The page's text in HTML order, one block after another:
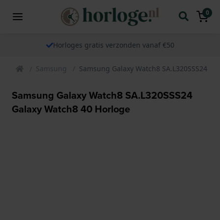
0
Horloges gratis verzonden vanaf €50
Samsung Samsung Galaxy Watch8 SA.L320SSS24
Samsung Galaxy Watch8 SA.L320SSS24
Galaxy Watch8 40 Horloge